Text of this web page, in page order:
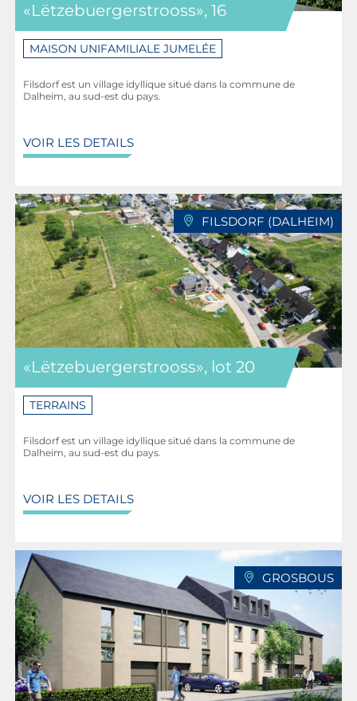
«Lëtzebuergerstrooss», 16
MAISON UNIFAMILIALE JUMELÉE
Filsdorf est un village idyllique situé dans la commune de
Dalheim, au sud-est du pays.
VOIR LES DETAILS
FILSDORF (DALHEIM)
«Lëtzebuergerstrooss», lot 20
TERRAINS
Filsdorf est un village idyllique situé dans la commune de
Dalheim, au sud-est du pays.
VOIR LES DETAILS
GROSBOUS